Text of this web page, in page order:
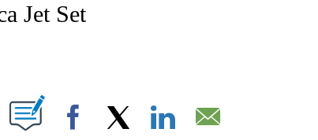
Jet Set
PAGES ON "".
Facebook